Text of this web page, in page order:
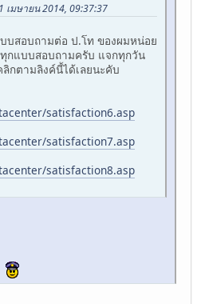
เมษายน 2014, 09:37:37
บสอบถามต่อ ป.โท ของผมหน่อย
กแบบสอบถามครับ แจกทุกวัน
กตามลิงค์นี้ได้เลยนะคับ
satisfaction6.asp
satisfaction7.asp
satisfaction8.asp